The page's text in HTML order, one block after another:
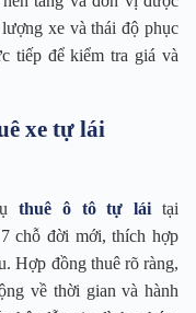
xe và thái độ phục
tiếp để kiểm tra giá và
xe tự lái
thuê ô tô tự lái tại
chỗ đời mới, thích hợp
Hợp đồng thuê rõ ràng,
về thời gian và hành